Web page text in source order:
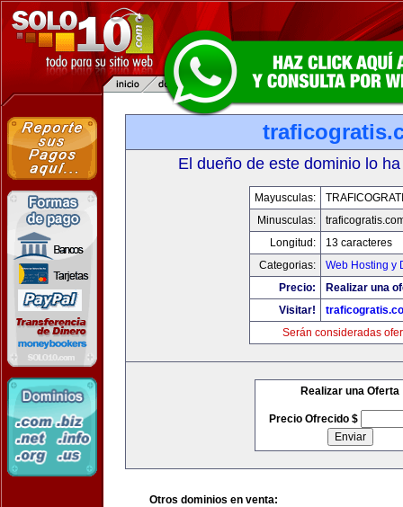
El dueño de este dominio lo
Mayusculas:
Minusculas:
Longitud:
13 caracteres
Categorias:
Web Hosting y
Precio:
Realizar una
Visitar!
Serán consideradas
Realizar una Oferta
Precio Ofrecido $
Otros dominios en venta: